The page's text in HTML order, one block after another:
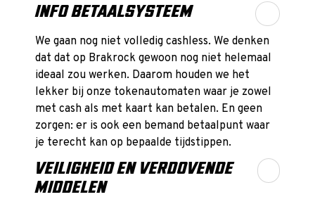
INFO BETAALSYSTEEM
We gaan nog niet volledig cashless. We denken
dat dat op Brakrock gewoon nog niet helemaal
ideaal zou werken. Daarom houden we het
lekker bij onze tokenautomaten waar je zowel
met cash als met kaart kan betalen. En geen
zorgen: er is ook een bemand betaalpunt waar
je terecht kan op bepaalde tijdstippen.
VEILIGHEID EN VERDOVENDE
MIDDELEN